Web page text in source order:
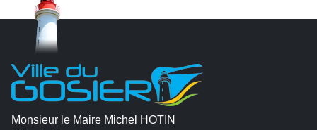
Monsieur le Maire Michel HOTIN